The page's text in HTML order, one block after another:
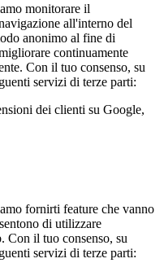
monitorare il
all'interno del
anonimo al fine di
continuamente
Con il tuo consenso, su
servizi di terze parti:
dei clienti su Google,
fornirti feature che vanno
di utilizzare
Con il tuo consenso, su
servizi di terze parti: